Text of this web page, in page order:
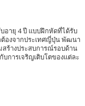
อายุ 4 ปี แบบฝึกหัดที่ได้รับ
องจากประเทศญี่ปุ่น พัฒนา
สร้างประสบการณ์รอบด้าน
การเจริญเติบโตของแต่ละ